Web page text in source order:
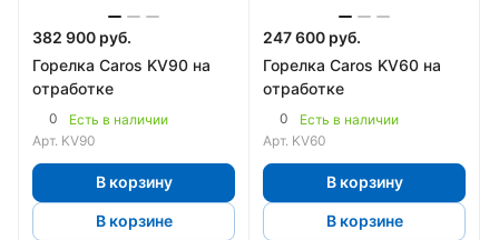
382 900 руб.
Горелка Caros KV90 на
отработке
0
Есть в наличии
Арт. KV90
В корзину
В корзине
247 600 руб.
Горелка Caros KV60 на
отработке
0
Есть в наличии
Арт. KV60
В корзину
В корзине